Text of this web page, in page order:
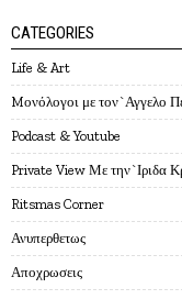
CATEGORIES
Life & Art
Mονόλογοι με τον`Αγγελο
Podcast & Youtube
Private View Με την`Ιριδα
Ritsmas Corner
Ανυπερθετως
Αποχρωσεις